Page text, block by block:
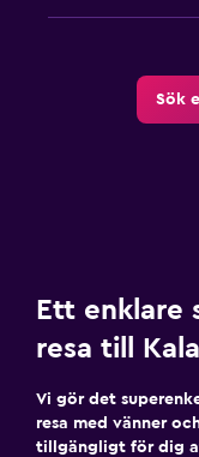
Sök
Ett enklare
resa till
Vi gör det
resa med vänner
tillgängligt för dig